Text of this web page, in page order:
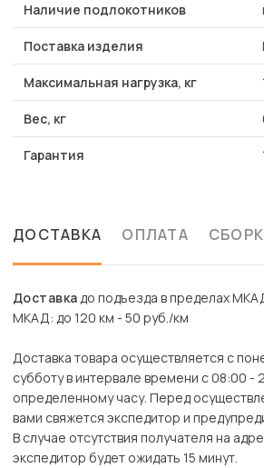
Наличие подлокотников
Поставка изделия
Максимальная нагрузка, кг
Вес, кг
Гарантия
ДОСТАВКА ОПЛАТА
Доставкадо подъезда в пределах
МКАД: до 120 км - 50 руб./км
Доставка товара осуществляется с
субботу в интервале времени с 08:00 -
определенному часу. Перед
вами свяжется экспедитор и
В случае отсутствия получателя на
экспедитор будет ожидать 15 минут.